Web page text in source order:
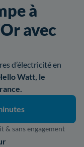
à
avec
d’électricité en
Watt, le
& sans engagement